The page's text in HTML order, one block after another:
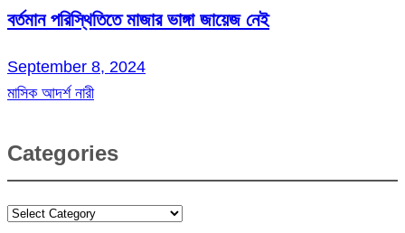
বর্তমান পরিস্থিতিতে মাজার ভাঙ্গা জায়েজ নেই
September 8, 2024
মাসিক আদর্শ নারী
Categories
Categories